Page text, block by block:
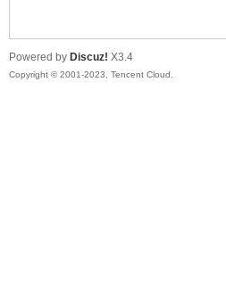
Powered by Discuz! X3.4
Copyright © 2001-2023, Tencent Cloud.